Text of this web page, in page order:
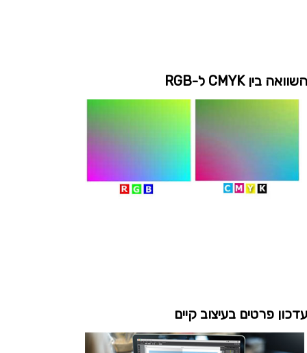
השוואה בין CMYK ל-RGB
עדכון פרטים בעיצוב קיים